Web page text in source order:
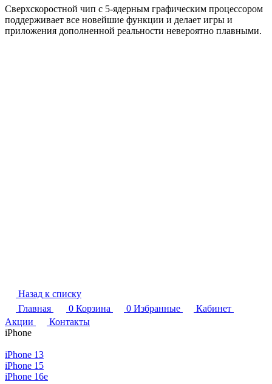
Сверхскоростной чип с 5-ядерным графическим процессором
поддерживает все новейшие функции и делает игры и
приложения дополненной реальности невероятно плавными.
Назад к списку
Главная
0 Корзина 0 Избранные
Кабинет
Акции
Контакты
iPhone
iPhone 13
iPhone 15
iPhone 16e